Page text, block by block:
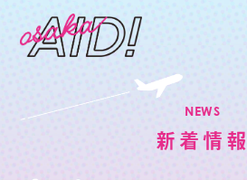
NEWS
新着情報